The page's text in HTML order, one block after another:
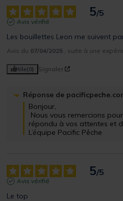
5/5
Avis vérifié
Les bouillettes Leon me suivent
Avis du 07/04/2025 , suite à une
Utile(0) Signaler
Réponse de
Bonjour,
répondu à vos attentes et
L’équipe Pacific Pêche
5/5
Avis vérifié
Le top